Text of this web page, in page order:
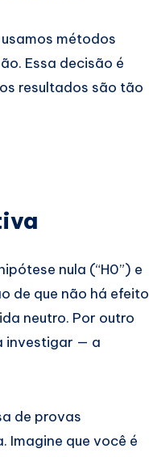
métodos
Essa decisão é
resultados são tão
nula (“H0”) e
de que não há efeito
neutro. Por outro
investigar — a
de provas
que você é